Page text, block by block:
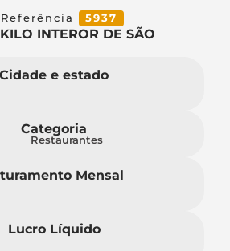
Referência 5937
INTEROR DE SÃO
Cidade e estado
Categoria
Restaurantes
Mensal
Lucro Líquido